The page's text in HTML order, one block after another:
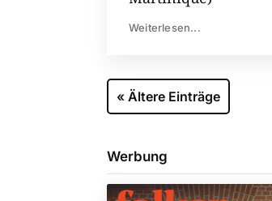
Weiterlesen...
« Ältere Einträge
Werbung